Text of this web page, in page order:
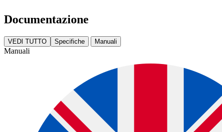
Documentazione
VEDI TUTTO Specifiche Manuali
Manuali